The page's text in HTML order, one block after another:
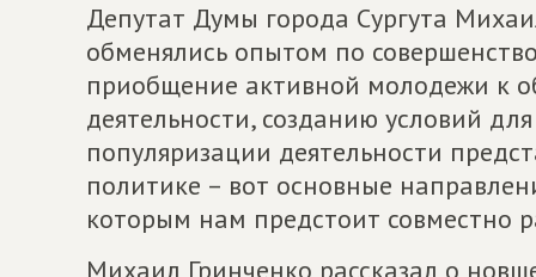
Депутат Думы города Сургута
обменялись опытом по
приобщение активной молодежи к
деятельности, созданию условий
популяризации деятельности
политике – вот основные
которым нам предстоит совместно
Михаил Гринченко рассказал о